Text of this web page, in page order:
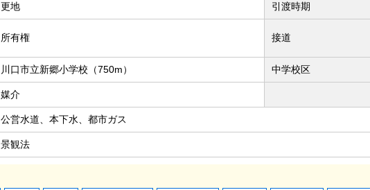
更地 引渡時期
所有権 接道
川口市立新郷小学校（750m） 中学校区
媒介
公営水道、本下水、都市ガス
景観法